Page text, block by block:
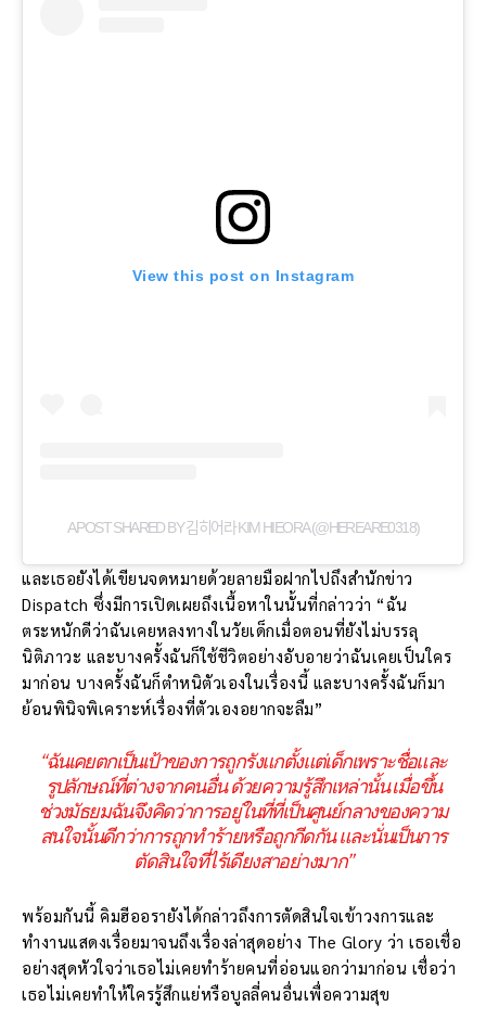
View this post on Instagram
A POST SHARED BY 김히어라 KIM HIEORA (@HEREARE0318)
และเธอยังได้เขียนจดหมายด้วยลายมือฝากไปถึงสำนักข่าว
Dispatch ซึ่งมีการเปิดเผยถึงเนื้อหาในนั้นที่กล่าวว่า “ฉัน
ตระหนักดีว่าฉันเคยหลงทางในวัยเด็กเมื่อตอนที่ยังไม่บรรลุ
นิติภาวะ และบางครั้งฉันก็ใช้ชีวิตอย่างอับอายว่าฉันเคยเป็นใคร
มาก่อน บางครั้งฉันก็ตำหนิตัวเองในเรื่องนี้ และบางครั้งฉันก็มา
ย้อนพินิจพิเคราะห์เรื่องที่ตัวเองอยากจะลืม”
“ฉันเคยตกเป็นเป้าของการถูกรังแกตั้งแต่เด็กเพราะชื่อและ
รูปลักษณ์ที่ต่างจากคนอื่น ด้วยความรู้สึกเหล่านั้น เมื่อขึ้น
ช่วงมัธยมฉันจึงคิดว่าการอยู่ในที่ที่เป็นศูนย์กลางของความ
สนใจนั้นดีกว่าการถูกทำร้ายหรือถูกกีดกัน และนั่นเป็นการ
ตัดสินใจที่ไร้เดียงสาอย่างมาก”
พร้อมกันนี้ คิมฮีออรายังได้กล่าวถึงการตัดสินใจเข้าวงการและ
ทำงานแสดงเรื่อยมาจนถึงเรื่องล่าสุดอย่าง The Glory ว่า เธอเชื่อ
อย่างสุดหัวใจว่าเธอไม่เคยทำร้ายคนที่อ่อนแอกว่ามาก่อน เชื่อว่า
เธอไม่เคยทำให้ใครรู้สึกแย่หรือบูลลี่คนอื่นเพื่อความสุข